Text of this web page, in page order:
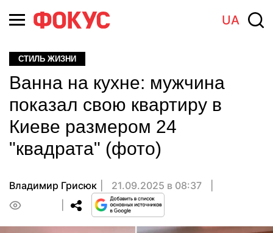
UA
СТИЛЬ ЖИЗНИ
Ванна на кухне: мужчина
показал свою квартиру в
Киеве размером 24
"квадрата" (фото)
Владимир Грисюк
21.09.2025 в 08:37